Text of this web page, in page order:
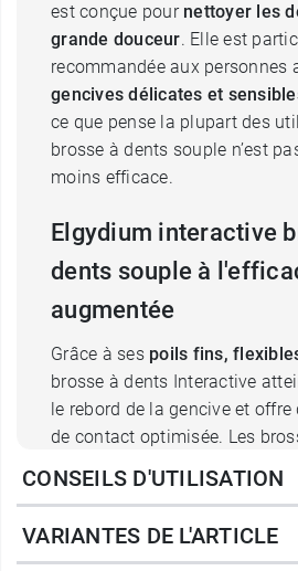
est conçue pour nettoyer les
grande douceur. Elle est
recommandée aux personnes
gencives délicates et
ce que pense la plupart des
brosse à dents souple n’est
moins efficace.
Elgydium interactive
dents souple à
augmentée
Grâce à ses poils fins,
brosse à dents Interactive
le rebord de la gencive et
de contact optimisée. Les
quant à elles, ne vont pas
point de contact avec la
d’abîmer l’émail dentaire et de
CONSEILS D'UTILISATION
VARIANTES DE L'ARTICLE